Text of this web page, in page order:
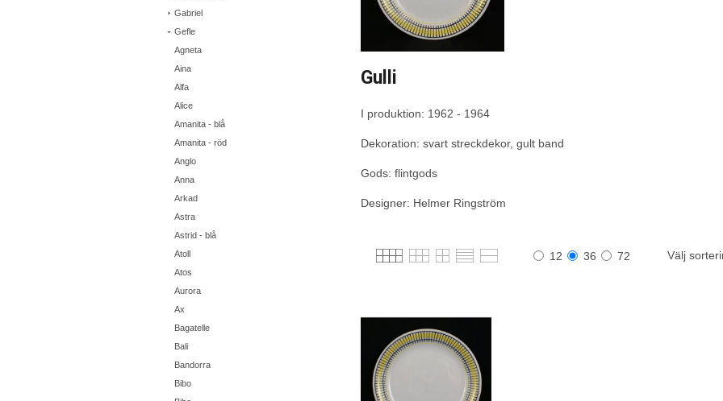
Gabriel
Gefle
Agneta
Aina
Alfa
Alice
Amanita - blå
Amanita - röd
Anglo
Anna
Arkad
Astra
Astrid - blå
Atoll
Atos
Aurora
Ax
Bagatelle
Bali
Bandorra
Bibo
Gulli
I produktion: 1962 - 1964
Dekoration: svart streckdekor, gult band
Gods: flintgods
Designer: Helmer Ringström
12 36 72 Välj